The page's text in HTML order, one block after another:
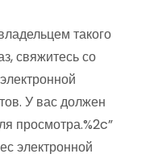
такого
свяжитесь со
У вас должен
просмотра.%2c”
электронной